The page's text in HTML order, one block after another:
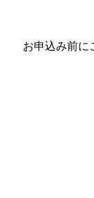
お申込み前に